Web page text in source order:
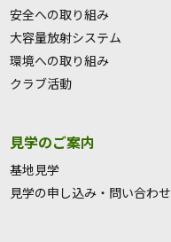
安全への取り組み
大容量放射システム
環境への取り組み
クラブ活動
見学のご案内
基地見学
見学の申し込み・問い合わせ